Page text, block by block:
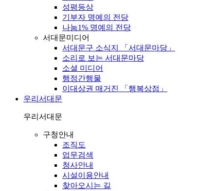
성평등상
기부자 명예의 전당
나눔1% 명예의 전당
서대문미디어
서대문구 소식지 「서대문마당」
소리로 보는 서대문마당
소셜 미디어
행정간행물
이대상권 매거진 「행복상점」
우리서대문
우리서대문
구청안내
조직도
업무검색
청사안내
시설이용안내
찾아오시는 길